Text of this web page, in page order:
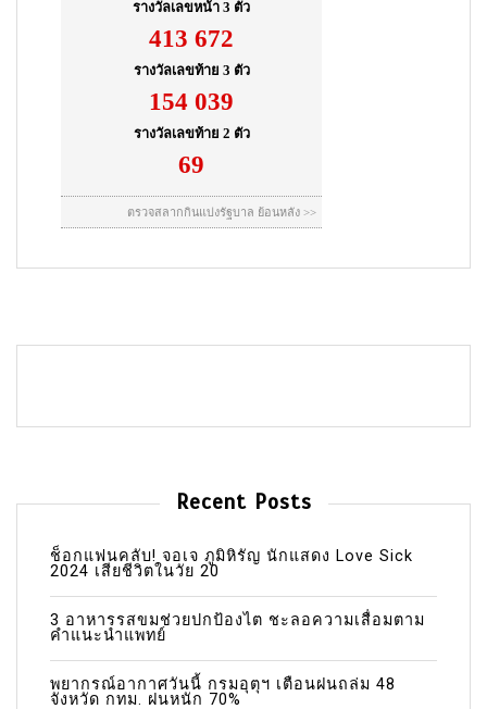
Recent Posts
ช็อกแฟนคลับ! จอเจ ภูมิหิรัญ นักแสดง Love Sick
2024 เสียชีวิตในวัย 20
3 อาหารรสขมช่วยปกป้องไต ชะลอความเสื่อมตาม
คำแนะนำแพทย์
พยากรณ์อากาศวันนี้ กรมอุตุฯ เตือนฝนถล่ม 48
จังหวัด กทม. ฝนหนัก 70%